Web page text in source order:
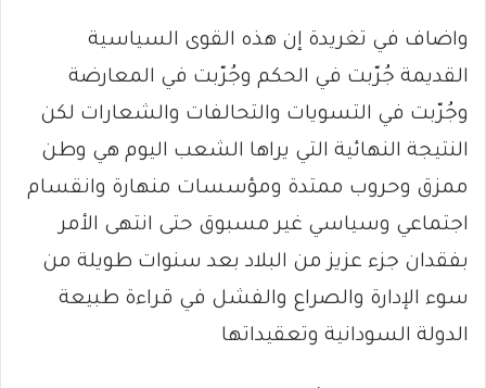
واضاف في تغريدة إن هذه القوى السياسية
القديمة جُرّبت في الحكم وجُرّبت في المعارضة
وجُرّبت في التسويات والتحالفات والشعارات لكن
النتيجة النهائية التي يراها الشعب اليوم هي وطن
ممزق وحروب ممتدة ومؤسسات منهارة وانقسام
اجتماعي وسياسي غير مسبوق حتى انتهى الأمر
بفقدان جزء عزيز من البلاد بعد سنوات طويلة من
سوء الإدارة والصراع والفشل في قراءة طبيعة
الدولة السودانية وتعقيداتها